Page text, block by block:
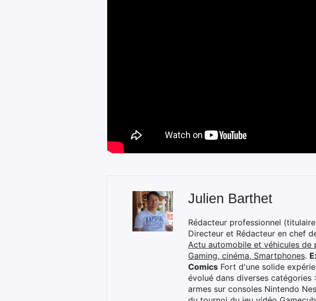
Julien Barthet
Rédacteur professionnel
Directeur et Rédacteur en chef
Actu automobile et véhicules de
Gaming, cinéma, Smartphones.
Comics Fort d'une solide
évolué dans diverses catégories
armes sur consoles Nintendo